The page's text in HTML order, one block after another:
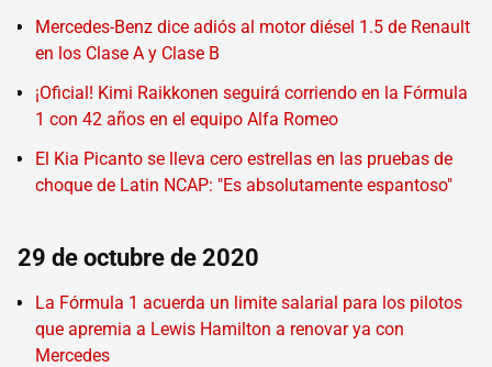
Mercedes-Benz dice adiós al motor diésel 1.5 de Renault
en los Clase A y Clase B
¡Oficial! Kimi Raikkonen seguirá corriendo en la Fórmula
1 con 42 años en el equipo Alfa Romeo
El Kia Picanto se lleva cero estrellas en las pruebas de
choque de Latin NCAP: "Es absolutamente espantoso"
29 de octubre de 2020
La Fórmula 1 acuerda un limite salarial para los pilotos
que apremia a Lewis Hamilton a renovar ya con
Mercedes